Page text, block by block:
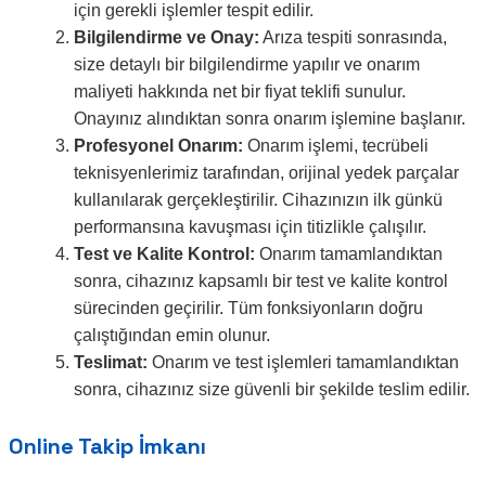
için gerekli işlemler tespit edilir.
Bilgilendirme ve Onay: Arıza tespiti sonrasında,
size detaylı bir bilgilendirme yapılır ve onarım
maliyeti hakkında net bir fiyat teklifi sunulur.
Onayınız alındıktan sonra onarım işlemine başlanır.
Profesyonel Onarım: Onarım işlemi, tecrübeli
teknisyenlerimiz tarafından, orijinal yedek parçalar
kullanılarak gerçekleştirilir. Cihazınızın ilk günkü
performansına kavuşması için titizlikle çalışılır.
Test ve Kalite Kontrol: Onarım tamamlandıktan
sonra, cihazınız kapsamlı bir test ve kalite kontrol
sürecinden geçirilir. Tüm fonksiyonların doğru
çalıştığından emin olunur.
Teslimat: Onarım ve test işlemleri tamamlandıktan
sonra, cihazınız size güvenli bir şekilde teslim edilir.
Online Takip İmkanı